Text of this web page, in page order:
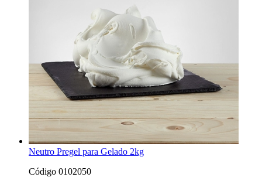
Neutro Pregel para Gelado 2kg
Código 0102050